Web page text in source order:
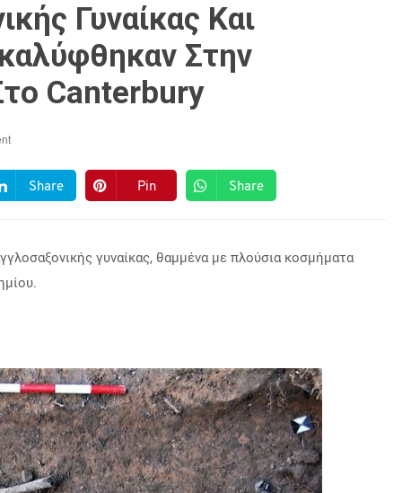
Γυναίκας Και
Στην
Canterbury
Share Pin Share
γυναίκας, θαμμένα με πλούσια κοσμήματα